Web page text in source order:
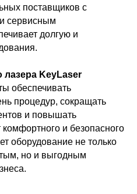
поставщиков с
сервисным
долгую и
лазера KeyLaser
обеспечивать
процедур, сокращать
и повышать
и безопасного
оборудование не только
но и выгодным